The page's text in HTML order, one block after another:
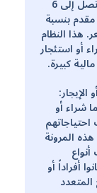
خيارات تقسيط مرنة تصل إلى 6
بنسبة
هذا النظام
أو استئجار
كبيرة.
شراء أو
المرونة
أفراداً أو